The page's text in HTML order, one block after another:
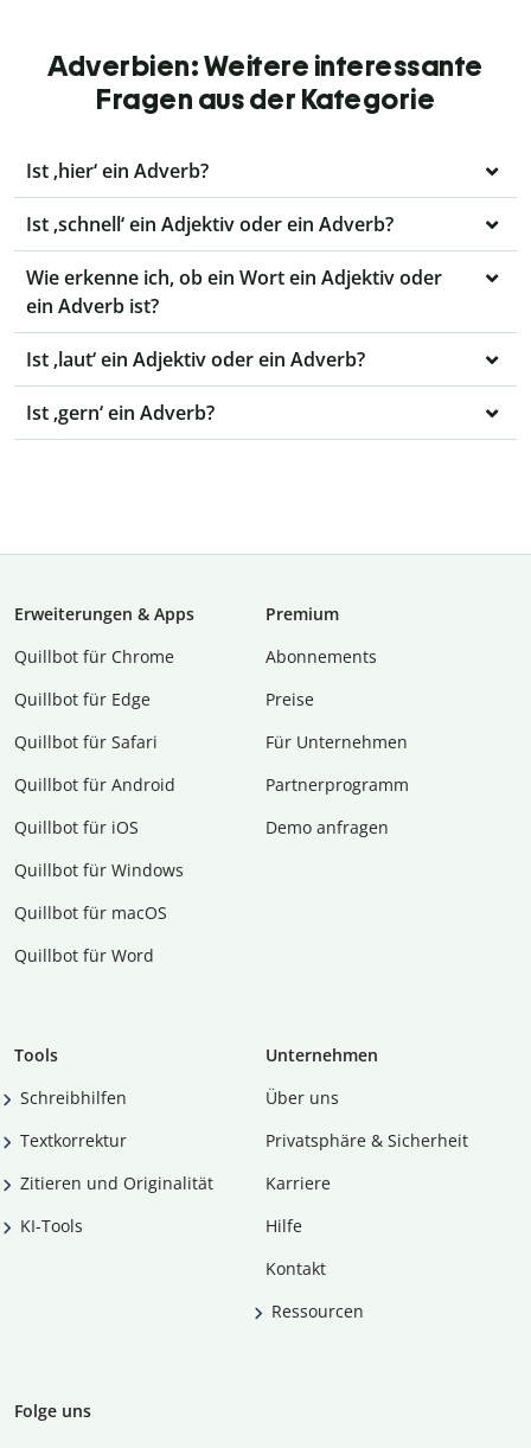
Adverbien: Weitere interessante
Fragen aus der Kategorie
Ist ‚hier‘ ein Adverb?
Ist ‚schnell‘ ein Adjektiv oder ein Adverb?
Wie erkenne ich, ob ein Wort ein Adjektiv oder
ein Adverb ist?
Ist ‚laut‘ ein Adjektiv oder ein Adverb?
Ist ‚gern‘ ein Adverb?
Erweiterungen & Apps
Quillbot für Chrome
Quillbot für Edge
Quillbot für Safari
Quillbot für Android
Quillbot für iOS
Quillbot für Windows
Quillbot für macOS
Quillbot für Word
Premium
Abon­ne­ments
Preise
Für Unternehmen
Partnerprogramm
Demo anfragen
Tools
Schreibhilfen
Textkorrektur
Zitieren und Originalität
KI-Tools
Unternehmen
Über uns
Privatsphäre & Sicherheit
Karriere
Hilfe
Kontakt
Ressourcen
Folge uns